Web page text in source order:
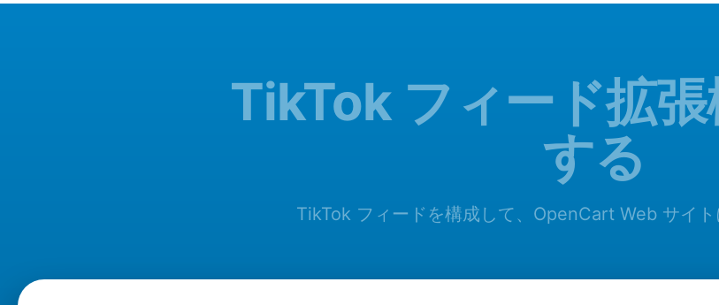
TikTok フィード拡
する
TikTok フィードを構成して、OpenCart Web サイト